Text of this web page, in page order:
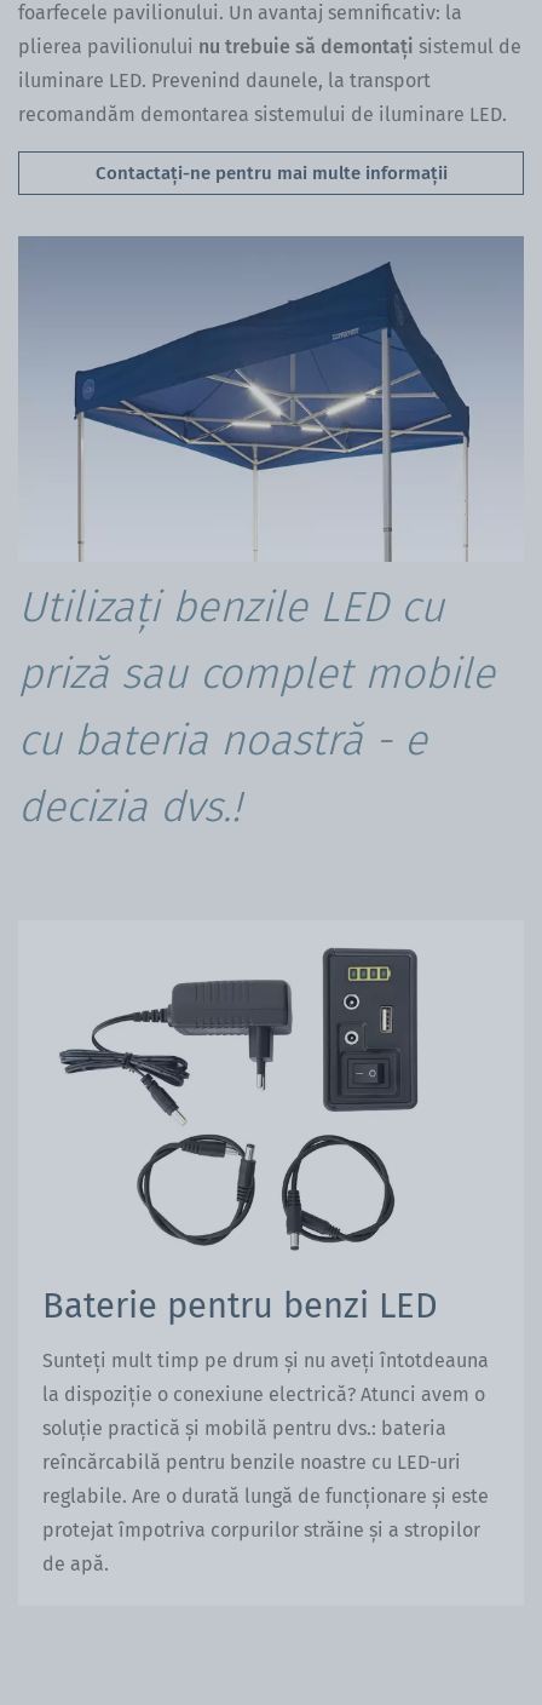
foarfecele pavilionului. Un avantaj semnificativ: la
plierea pavilionului nu trebuie să demontați sistemul de
iluminare LED. Prevenind daunele, la transport
recomandăm demontarea sistemului de iluminare LED.
Contactați-ne pentru mai multe informații
Utilizați benzile LED cu
priză sau complet mobile
cu bateria noastră - e
decizia dvs.!
Baterie pentru benzi LED
Sunteți mult timp pe drum și nu aveți întotdeauna
la dispoziție o conexiune electrică? Atunci avem o
soluție practică și mobilă pentru dvs.: bateria
reîncărcabilă pentru benzile noastre cu LED-uri
reglabile. Are o durată lungă de funcționare și este
protejat împotriva corpurilor străine și a stropilor
de apă.